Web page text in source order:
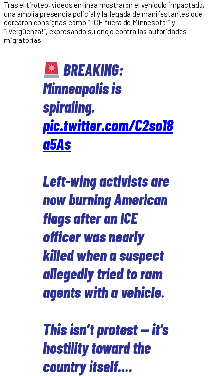
Tras el tiroteo, videos en línea mostraron el vehículo impactado,
una amplia presencia policial y la llegada de manifestantes que
corearon consignas como “¡ICE fuera de Minnesota!” y
“¡Vergüenza!”, expresando su enojo contra las autoridades
migratorias.
BREAKING:
Minneapolis is
spiraling.
pic.twitter.com/C2so18
a5As
Left-wing activists are
now burning American
flags after an ICE
officer was nearly
killed when a suspect
allegedly tried to ram
agents with a vehicle.
This isn’t protest — it’s
hostility toward the
country itself.…